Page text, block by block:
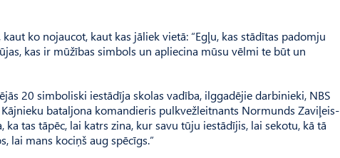
ko nojaucot, kaut kas jāliek vietā: “Egļu, kas stādītas padomju
kas ir mūžības simbols un apliecina mūsu vēlmi te būt un
20 simboliski iestādīja skolas vadība, ilggadējie darbinieki, NBS
Kājnieku bataljona komandieris pulkvežleitnants Normunds Za­viļeis­
tas tāpēc, lai katrs zina, kur savu tūju iestādījis, lai sekotu, kā tā
lai mans kociņš aug spēcīgs.”